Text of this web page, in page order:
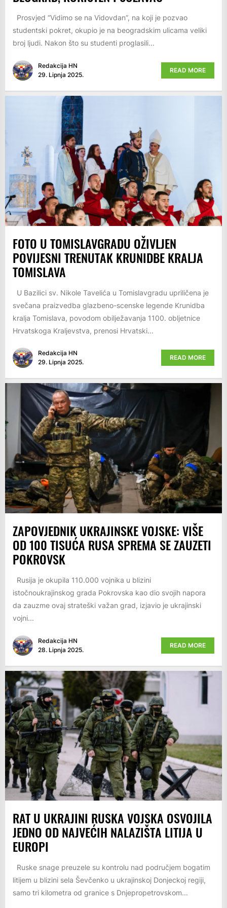
Prosvjed “Vidimo se na Vidovdan”, na koji je pozvao
studentski pokret, okupio je na beogradskim ulicama veliki
broj ljudi. Nakon što su studenti proglasili...
Redakcija HN
29. Lipnja 2025.
READ MORE
FOTO U TOMISLAVGRADU OŽIVLJEN
POVIJESNI TRENUTAK KRUNIDBE KRALJA
TOMISLAVA
U Bazilici sv. Nikole Tavelića u Tomislavgradu upriličena je
svečana praizvedba glazbeno-scenske legende Krunidba
kralja Tomislava, povodom obilježavanja 1100. obljetnice
Hrvatskoga Kraljevstva, prenosi Hrvatski...
Redakcija HN
29. Lipnja 2025.
READ MORE
ZAPOVJEDNIK UKRAJINSKE VOJSKE: VIŠE
OD 100 TISUĆA RUSA SPREMA SE ZAUZETI
POKROVSK
Rusija je okupila 110.000 vojnika u blizini
istočnoukrajinskog grada Pokrovska kao dio svojih napora
da zauzme ovaj strateški važan grad, izjavio je ukrajinski
vojni...
Redakcija HN
28. Lipnja 2025.
READ MORE
RAT U UKRAJINI RUSKA VOJSKA OSVOJILA
JEDNO OD NAJVEĆIH NALAZIŠTA LITIJA U
EUROPI
Ruske snage preuzele su kontrolu nad područjem bogatim
litijem u blizini sela Ševčenko u ukrajinskoj Donjeckoj regiji,
samo tri kilometra od granice s Dnjepropetrovskom...